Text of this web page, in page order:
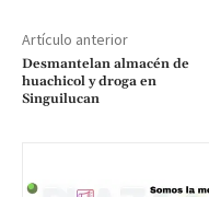
Artículo anterior
Desmantelan almacén de
huachicol y droga en
Singuilucan